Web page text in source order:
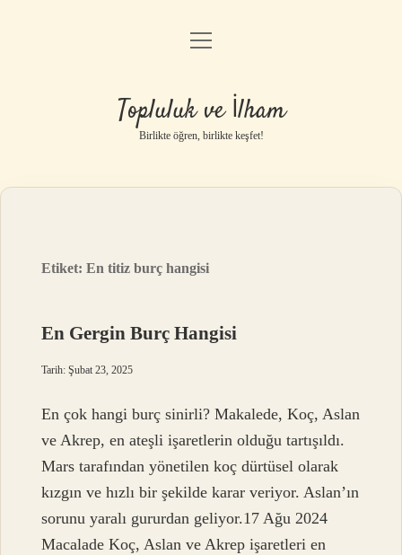
Anasayfa
Gizlilik Politikası
Yasal Uyarı
menüyü
Topluluk ve İlham
Birlikte öğren, birlikte keşfet!
Etiket:En titiz burç hangisi
En Gergin Burç Hangisi
Tarih: Şubat 23, 2025
En çok hangi burç sinirli? Makalede, Koç, Aslan
ve Akrep, en ateşli işaretlerin olduğu tartışıldı.
Mars tarafından yönetilen koç dürtüsel olarak
kızgın ve hızlı bir şekilde karar veriyor. Aslan’ın
sorunu yaralı gururdan geliyor.17 Ağu 2024
Macalade Koç, Aslan ve Akrep işaretleri en